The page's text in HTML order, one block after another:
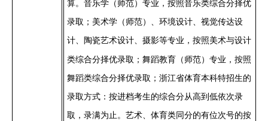
算。音乐学（师范）专业，按照音乐类综合分择优
录取；美术学（师范）、环境设计、视觉传达设
计、陶瓷艺术设计、 摄影等专业，按照美术与设计
类综合分择优录取； 舞蹈教育（师范）专业，按照
舞蹈类综合分择优录取 ；浙江省体育本科特招生的
录取方式：按进档考生的综合分从高到低依次录
取，录满为止。 艺术、体育类同分的有位次号的按